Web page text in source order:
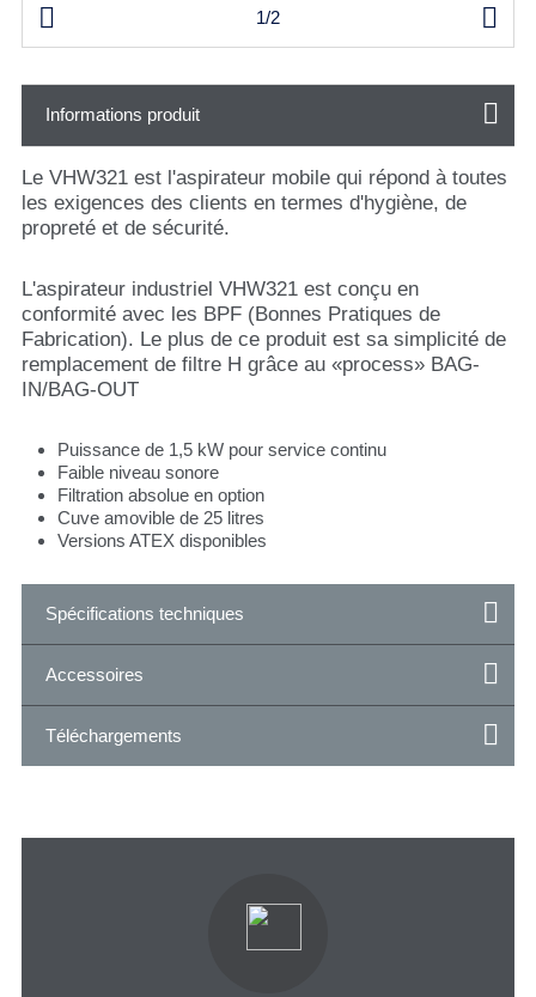
 1/2 
Informations produit
Le VHW321 est l'aspirateur mobile qui répond à toutes
les exigences des clients en termes d'hygiène, de
propreté et de sécurité.
L'aspirateur industriel VHW321 est conçu en
conformité avec les BPF (Bonnes Pratiques de
Fabrication). Le plus de ce produit est sa simplicité de
remplacement de filtre H grâce au «process» BAG-
IN/BAG-OUT
Puissance de 1,5 kW pour service continu
Faible niveau sonore
Filtration absolue en option
Cuve amovible de 25 litres
Versions ATEX disponibles
Spécifications techniques
Accessoires
Téléchargements